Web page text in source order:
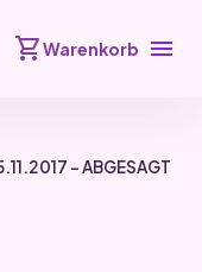
shopping_cartWarenkorb menu
– ABGESAGT